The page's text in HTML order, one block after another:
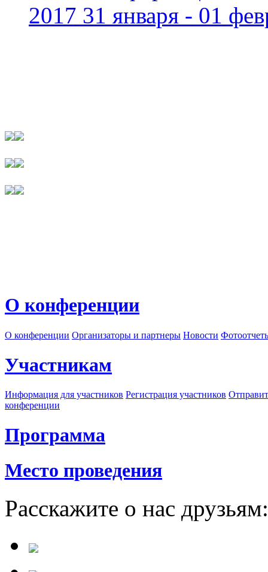
2017 31 января - 01
О конференции
О конференции Организаторы и партнеры Новости
Участникам
Информация для участников Регистрация участников
конференции
Программа
Место проведения
Расскажите о нас друзьям: